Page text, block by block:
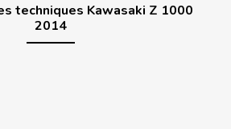
techniques Kawasaki Z 1000
2014